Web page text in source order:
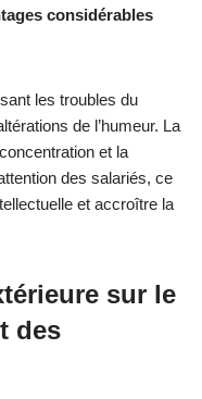
considérables
les troubles du
de l’humeur. La
et la
des salariés, ce
et accroître la
sur le
des